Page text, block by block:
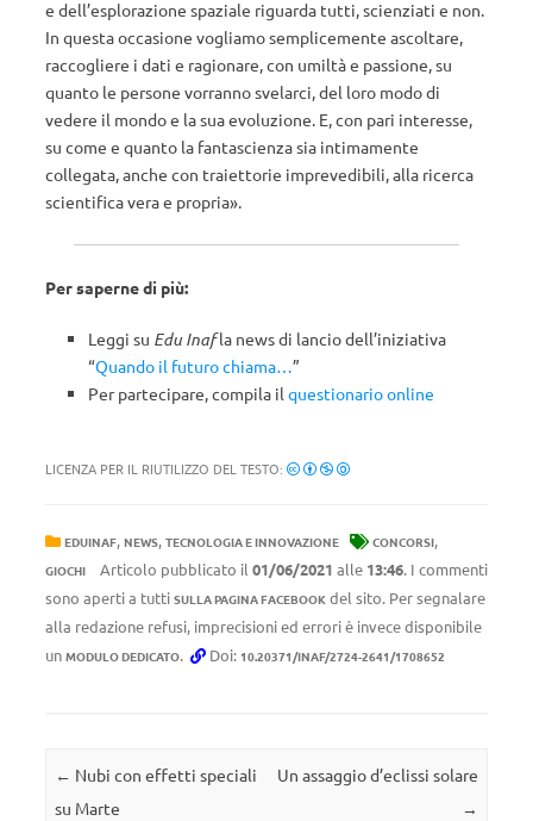
e dell’esplorazione spaziale riguarda tutti, scienziati e non.
In questa occasione vogliamo semplicemente ascoltare,
raccogliere i dati e ragionare, con umiltà e passione, su
quanto le persone vorranno svelarci, del loro modo di
vedere il mondo e la sua evoluzione. E, con pari interesse,
su come e quanto la fantascienza sia intimamente
collegata, anche con traiettorie imprevedibili, alla ricerca
scientifica vera e propria».
Per saperne di più:
Leggi su Edu Inafla news di lancio dell’iniziativa
“Quando il futuro chiama…”
Per partecipare, compila il questionario online
LICENZA PER IL RIUTILIZZO DEL TESTO:
EDUINAF, NEWS, TECNOLOGIA E INNOVAZIONE CONCORSI,
GIOCHI Articolo pubblicato il 01/06/2021 alle 13:46. I commenti
sono aperti a tutti SULLA PAGINA FACEBOOK del sito. Per segnalare
alla redazione refusi, imprecisioni ed errori è invece disponibile
un MODULO DEDICATO. Doi: 10.20371/INAF/2724-2641/1708652
Navigazione articolo
← Nubi con effetti speciali
su Marte
Un assaggio d’eclissi solare
→